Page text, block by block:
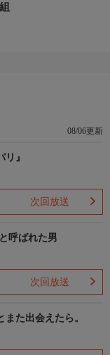
Records）／Mrs.
08/06更新
』
次回放送
呼ばれた男
次回放送
た出会えたら。